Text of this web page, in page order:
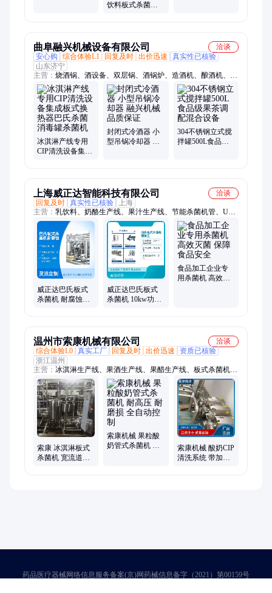
饮料板式杀菌设
曲阜融兴机械设备有限公司
洽谈
安心购
综合体验L1 回复及时 出价迅速
真实性已核验
山东济宁
主营： 烧酒锅、酒设备、双层锅、酒锅炉、造酒机、酿酒机、蒸
酒锅、纯露机、小灶酒、造酒工具、酿造设备、蒸馏设备、蒸粮
设备、制酒工具、玉米酿酒、小烧设备、煮酒烤酒机、啤酒蒸酒
罐、自动烤酒机、煮酒蒸酒器、米酒煮酒锅、粮食蒸酒机、烧酒
酿酒器、酿酒小设备、白酒蒸酒机
冰淇淋产线专用
CIP清洗设备集成
封闭式冷酒器 小
型吊锅冷却器 融
304不锈钢立式搅
拌罐500L食品级
上海威正达智能科技有限公司
洽谈
回复及时 真实性已核验
上海
主营： 乳饮料、奶酪生产线、果汁生产线、节能杀菌机管、UHT
杀菌机、分离过滤设备、酵素灌装设备
威正达巴氏板式
杀菌机 耐腐蚀杀
威正达巴氏板式
杀菌机 10kw功率
食品加工企业专
用杀菌机 高效灭
温州市索康机械有限公司
洽谈
综合体验L0 真实工厂 回复及时 出价迅速
资质已核验
浙江温州
主营： 冰淇淋生产线、果酒生产线、果醋生产线、板式杀菌机、
调配罐、发酵罐、乳化罐、反应釜、混料罐、提取罐、浓缩锅
索康 冰淇淋板式
杀菌机 宽流道多
索康机械 果粒酸
奶管式杀菌机 耐
索康机械 酸奶CIP
清洗系统 带加热/
药品医疗器械网络信息服务备案(京)网药械信息备字（2021）第00159号